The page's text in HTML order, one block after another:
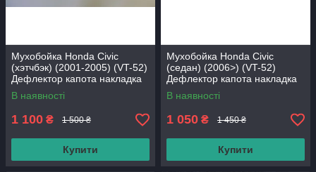
Мухобойка Honda Civic
(хэтчбэк) (2001-2005) (VT-52)
Дефлектор капота накладка
В наявності
1 100 ₴ 1 500 ₴
Купити
Мухобойка Honda Civic
(седан) (2006>) (VT-52)
Дефлектор капота накладка
В наявності
1 050 ₴ 1 450 ₴
Купити